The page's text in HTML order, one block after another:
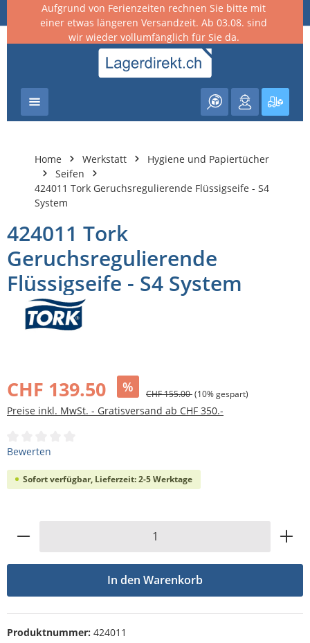
springen
Aufgrund von Ferienzeiten rechnen Sie bitte mit
einer etwas längeren Versandzeit. Ab 03.08. sind
wir wieder vollumfänglich für Sie da.
Home Werkstatt
Hygiene und Papiertücher
Seifen
424011 Tork Geruchsregulierende Flüssigseife - S4
System
424011 Tork
Geruchsregulierende
Flüssigseife - S4 System
CHF 139.50 % CHF 155.00(10% gespart)
Preise inkl. MwSt. - Gratisversand ab CHF 350.-
Durchschnittliche Bewertung von 0 von 5 Sternen
Bewerten
Sofort verfügbar, Lieferzeit: 2-5 Werktage
Produkt Anzahl: Gib den gewünschten
In den Warenkorb
Produktnummer: 424011